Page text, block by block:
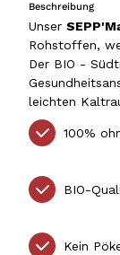
Beschreibung
Unser
Rohstoffen,
Der BIO -
leichten
100%
BIO-
Kein